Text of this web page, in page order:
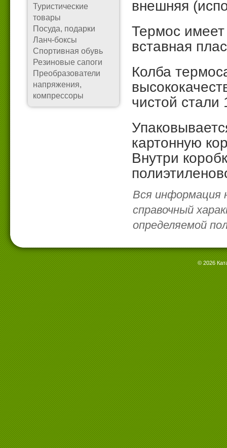
Туристические
товары
Посуда, подарки
Ланч-боксы
Спортивная обувь
Резиновые сапоги
Преобразователи
напряжения,
компрессоры
внешняя
Термос
вставная
Колба
чистой
картонную
Внутри
Вся информация
справочный
определяемой
© 2026